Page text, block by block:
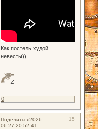
Как постель худой
невесты))
Z
0
Поделиться 15
2026-
06-27 20:52:41